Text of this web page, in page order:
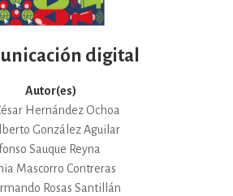
digital
Autor(es)
Hernández Ochoa
González Aguilar
Sauque Reyna
Mascorro Contreras
Rosas Santillán